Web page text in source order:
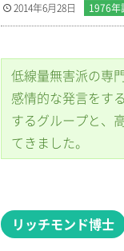
2014年6月28日 1976年
低線量無害派の専
感情的な発言をす
するグループと、
てきました。
リッチモンド博士